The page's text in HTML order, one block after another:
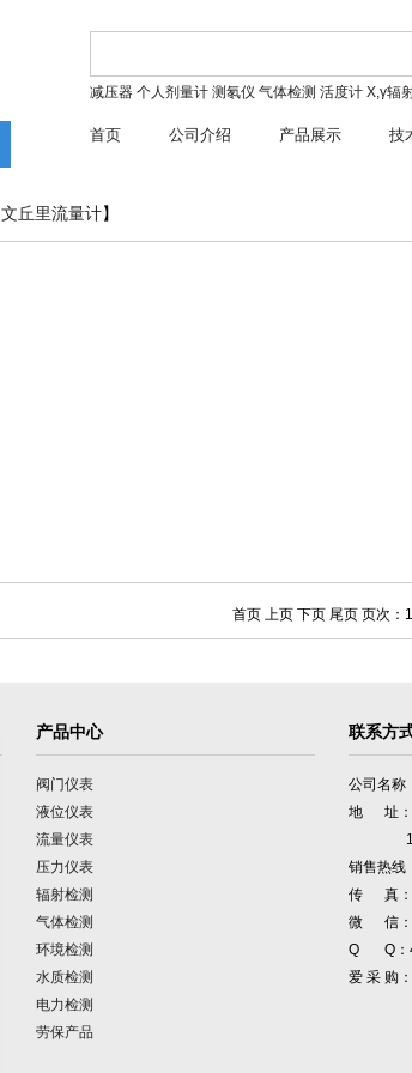
减压器 个人剂量计 测氡仪 气体检测 活度计 X,γ辐
首页 公司介绍 产品展示 技
文丘里流量计】
首页 上页 下页 尾页 页次：
产品中心
阀门仪表
液位仪表
流量仪表
压力仪表
辐射检测
气体检测
环境检测
水质检测
电力检测
劳保产品
联系方
公司名称
地 址：
1号
销售热线
传 真：
微 信：
Q Q：
爱 采 购